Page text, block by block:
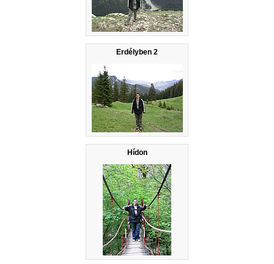
Erdélyben 2
Hídon